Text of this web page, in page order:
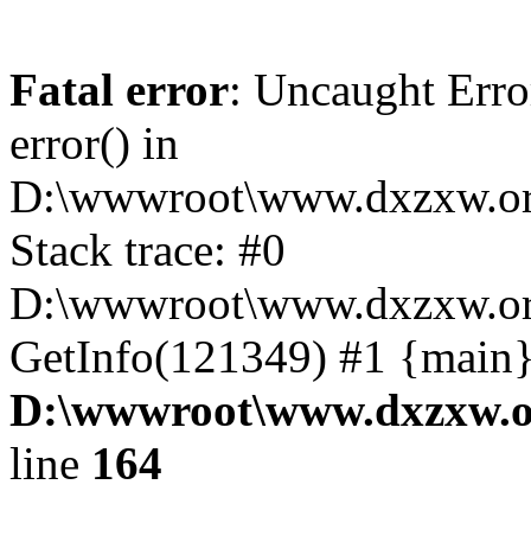
Fatal error: Uncaught
error() in
Stack trace: #0
GetInfo(121349) #1
line 164